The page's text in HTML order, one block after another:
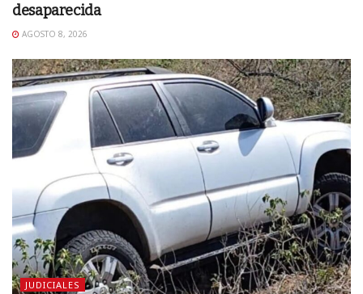
desaparecida
AGOSTO 8, 2026
JUDICIALES